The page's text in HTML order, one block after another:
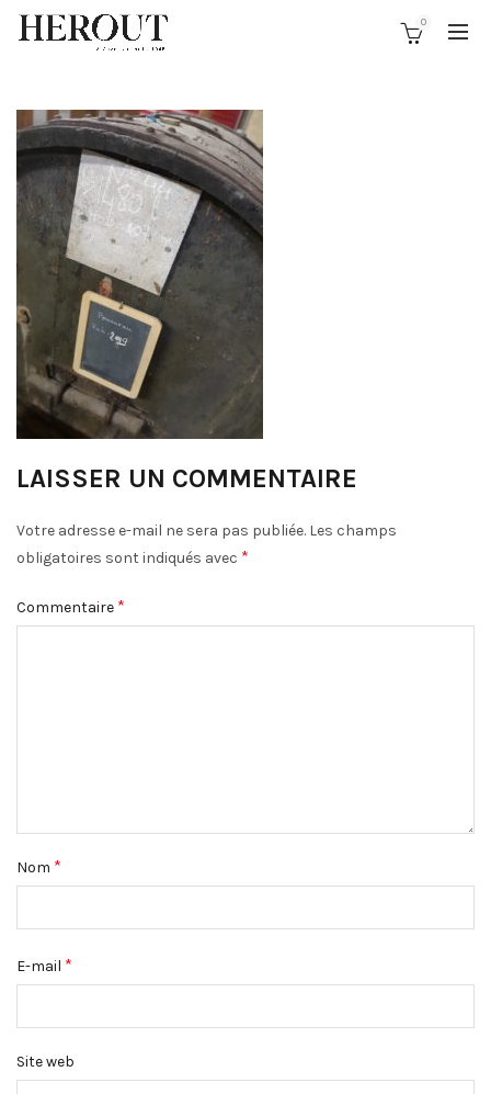
0
LAISSER UN COMMENTAIRE
Votre adresse e-mail ne sera pas publiée. Les champs
obligatoires sont indiqués avec *
Commentaire *
Nom *
E-mail *
Site web